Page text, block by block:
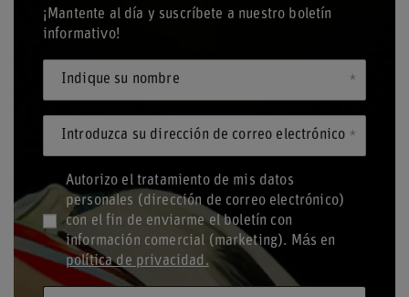
¡Mantente al día y suscríbete a nuestro boletín
informativo!
Indique su nombre
Introduzca su dirección de correo electrónico
Autorizo el tratamiento de mis datos
personales (dirección de correo electrónico)
con el fin de enviarme el boletín con
información comercial (marketing). Más en
política de privacidad.